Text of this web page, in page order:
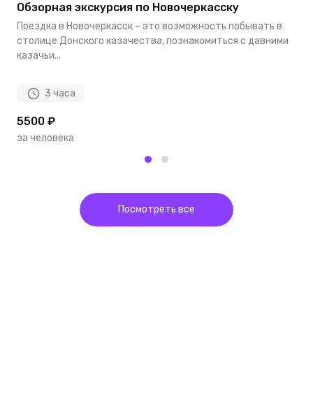
Обзорная экскурсия по Новочеркасску
Поездка в Новочеркасск – это возможность побывать в
столице Донского казачества, познакомиться с давними
казачьи...
3 часа
5500 ₽
за человека
Посмотреть все